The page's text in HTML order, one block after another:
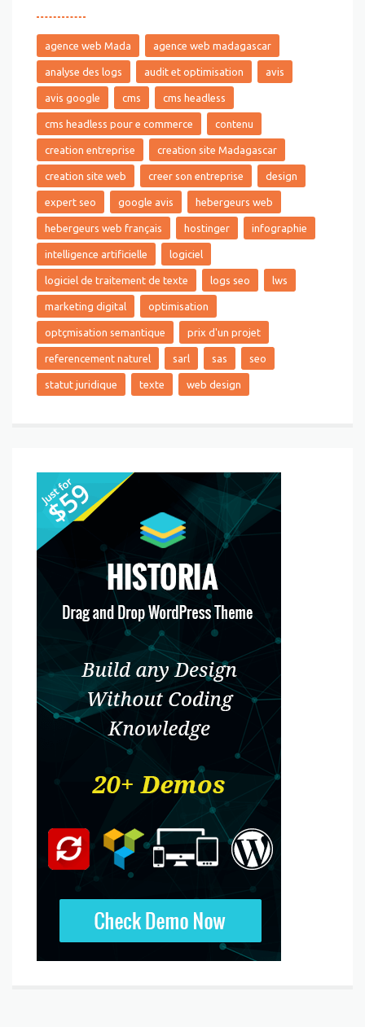
agence web Mada agence web madagascar
analyse des logs audit et optimisation avis
avis google cms cms headless
cms headless pour e commerce contenu
creation entreprise creation site Madagascar
creation site web creer son entreprise design
expert seo google avis hebergeurs web
hebergeurs web français hostinger infographie
intelligence artificielle logiciel
logiciel de traitement de texte logs seo lws
marketing digital optimisation
optçmisation semantique prix d'un projet
referencement naturel sarl sas seo
statut juridique texte web design